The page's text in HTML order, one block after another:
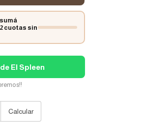
cuotas sin
El Spleen
Calcular